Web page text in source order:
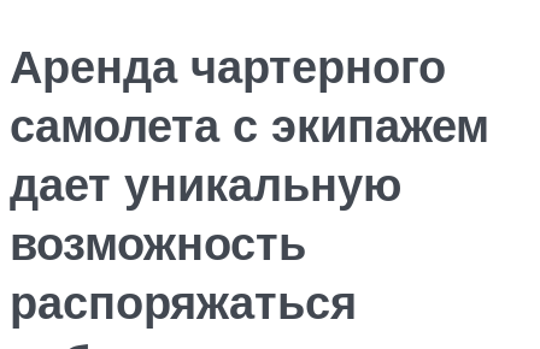
Аренда чартерного
самолета с экипажем
дает уникальную
возможность
распоряжаться